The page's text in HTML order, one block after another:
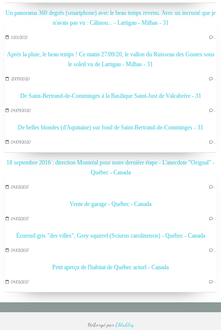
Un panorama 360 degrés (smartphone) avec le beau temps revenu. Avec un incrusté que je
n'avais pas vu : Câlinou... - Lartigau - Milhas - 31
11/01/2021 …
Après la pluie, le beau temps ! Ce matin 27/09/20, le vallon du Ruisseau des Goutes sous
le soleil vu de Lartigau - Milhas - 31
27/09/2020 …
De Saint-Bertrand-de-Comminges à la Basilique Saint-Just de Valcabrère - 31
04/09/2020 …
De belles blondes (d'Aquitaine) sur fond de Saint-Bertrand-de-Comminges - 31
04/09/2020 …
18 septembre 2016 : direction Montréal pour notre dernière étape - L'anecdote "Orignal" -
Québec - Canada
04/03/2017 …
Vente de garage - Québec - Canada
04/03/2017 …
Écureuil gris "des villes", Grey squirrel (Sciurus carolinensis) - Québec - Canada
04/03/2017 …
Petit aperçu de l'habitat de Québec actuel - Canada
04/03/2017 …
Hébergé parEklablog